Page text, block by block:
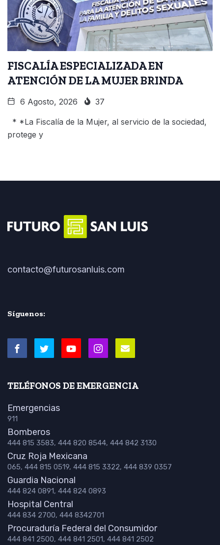
FISCALÍA ESPECIALIZADA EN
ATENCIÓN DE LA MUJER BRINDA
6 Agosto, 2026 37
* *La Fiscalía de la Mujer, al servicio de la sociedad,
protege y
contacto@futurosanluis.com
Síguenos:
TELÉFONOS DE EMERGENCIA
Emergencias
911
Bomberos
444 815 3583, 444 820 8544, 444 842 3130
Cruz Roja Mexicana
065, 444 815 0519, 444 815 3322, 444 839 0357
Guardia Nacional
444 824 0891, 444 824 0893
Hospital Central
444 834 2700, 444 8342701
Procuraduría Federal del Consumidor
444 841 2500, 444 841 2501, 444 841 2502